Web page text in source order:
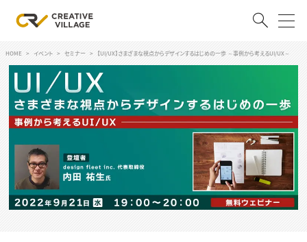
ログイン
クリエイター求人を探す
CREATIVE JOB求人検索
特集求人
採用説明会
HOME イベント セミナー 【UI/UX】さまざまな視点からデザインするはじめの一歩 ～事例から考えるUI/UX～